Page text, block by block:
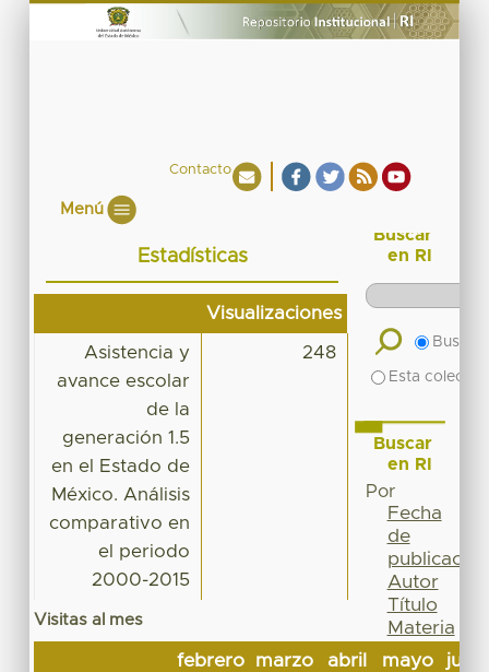
Contacto
Menú
Estadísticas
Visualizaciones
Asistencia y
avance escolar
de la
generación 1.5
en el Estado de
México. Análisis
comparativo en
el periodo
2000-2015
248
Visitas al mes
febrero
marzo
abril
mayo
junio
Buscar
en RI
Buscar
Esta
Buscar
en RI
Por
Fecha
de
publicación
Autor
Título
Materia
Tipo